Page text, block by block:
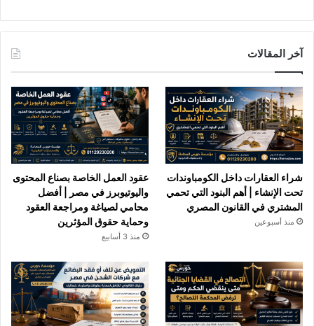
آخر المقالات
شراء العقارات داخل الكومباوندات
تحت الإنشاء | أهم البنود التي تحمي
المشتري في القانون المصري
منذ أسبوعين
عقود العمل الخاصة بصناع المحتوى
واليوتيوبرز في مصر | أفضل
محامي لصياغة ومراجعة العقود
وحماية حقوق المؤثرين
منذ 3 أسابيع